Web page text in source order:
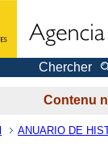
Chercher
Contenu
ANUARIO DE